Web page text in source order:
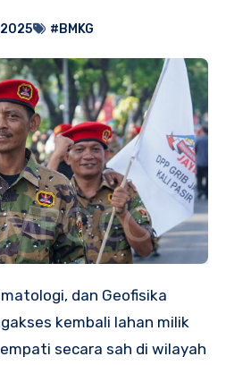
#BMKG
kembali lahan milik
secara sah di wilayah